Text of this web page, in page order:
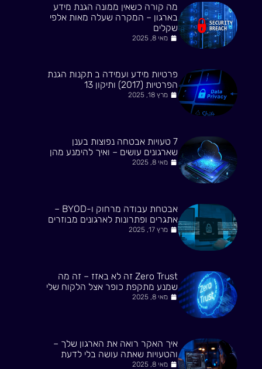
מה קורה כשאין ממונה הגנת מידע
בארגון – המקרה שעלה מאות אלפי
שקלים
מאי 8, 2025
פרטיות מידע ועמידה ב תקנות הגנת
הפרטיות (2017) ותיקון 13
מרץ 18, 2025
7 טעויות אבטחה נפוצות בענן
שארגונים עושים – ואיך להימנע מהן
מאי 8, 2025
אבטחת עבודה מרחוק ו-BYOD –
אתגרים ופתרונות לארגונים מבוזרים
מרץ 17, 2025
Zero Trust זה לא באזז – זה מה
שמנע מתקפת כופר אצל הלקוח שלי
מאי 8, 2025
איך האקר רואה את הארגון שלך –
והטעויות שאתה עושה בלי לדעת
מאי 8, 2025